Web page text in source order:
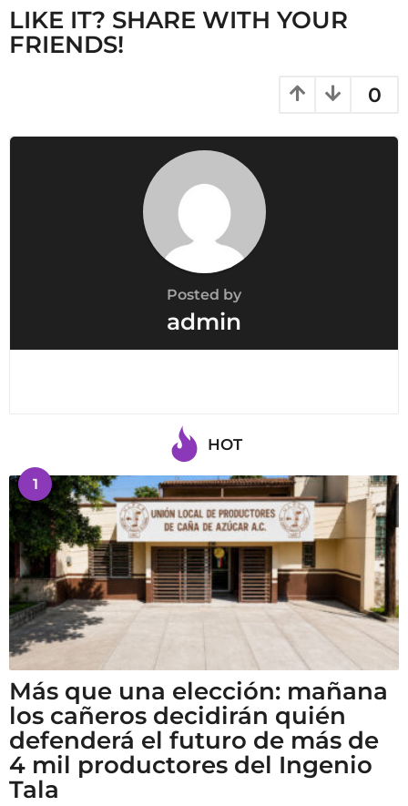
P
a
a
LIKE IT? SHARE WITH YOUR
FRIENDS!
0
Posted by
admin
HOT
1
Más que una elección: mañana
los cañeros decidirán quién
defenderá el futuro de más de
4 mil productores del Ingenio
Tala